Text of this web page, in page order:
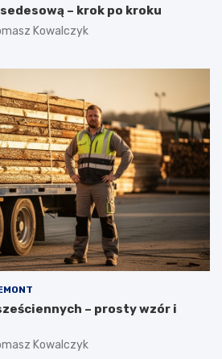
– krok po kroku
Kowalczyk
– prosty wzór i
Kowalczyk